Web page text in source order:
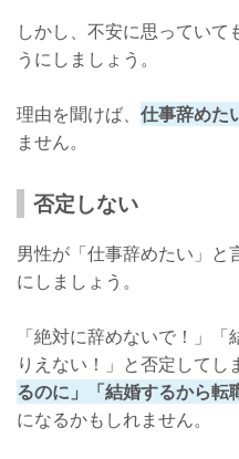
しかし、不安に思っていて
うにしましょう。
理由を聞けば、 仕事辞めた
ません。
否定しない
男性が「仕事辞めたい」と
にしましょう。
「絶対に辞めないで！」
りえない！」と否定してし
るのに」「結婚するから転
になるかもしれません。